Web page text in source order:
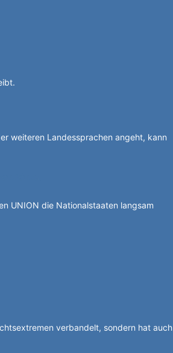
weiteren Landessprachen angeht, kann
UNION die Nationalstaaten langsam
verbandelt, sondern hat auch